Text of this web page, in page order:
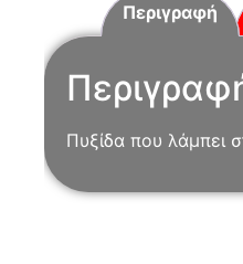
Περιγραφή
Πυξίδα που λάμπει